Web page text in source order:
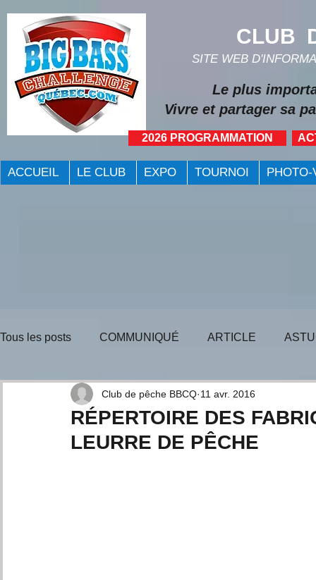
CLUB
SITE WEB
Vivre et partager sa
2026 PROGRAMMATION
Le plus
ACCUEIL LE CLUB EXPO TOURNOI PHOTO-
Tous les posts COMMUNIQUÉ ARTICLE
BULLETIN-INFO TIRAGE-GAGNANT
CONSEILS D'EXPERTS
RÉPERTOIRE DES
LEURRE DE PÊCHE
Club de pêche BBCQ 11 avr. 2016